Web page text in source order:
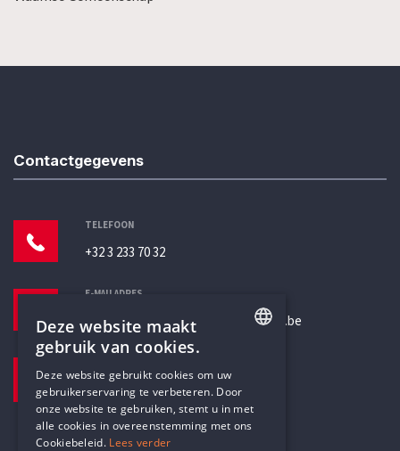
Contactgegevens
TELEFOON
+32 3 233 70 32
E-MAILADRES
secretariaat@humanistischverbond.be
Pottenbrug 4
Antwerpen, 2000
DUTCH
Deze website maakt
gebruik van cookies.
Deze website gebruikt cookies om uw
gebruikerservaring te verbeteren. Door
onze website te gebruiken, stemt u in met
alle cookies in overeenstemming met ons
Cookiebeleid. Lees verder